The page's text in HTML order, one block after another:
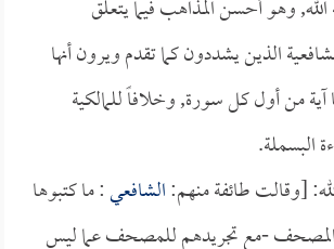
وهو أحسن المذاهب فيما يتعلق
الذين يشددون كما تقدم ويرون أنها
آية من أول كل سورة, وخلافاً للمالكية
البسملة.
[وقالت طائفة منهم:الشافعي: ما كتبوها
-مع تجريدهم للمصحف عما ليس